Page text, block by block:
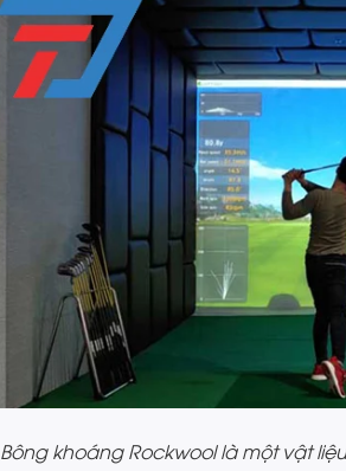
Bông khoáng Rockwool là một vật